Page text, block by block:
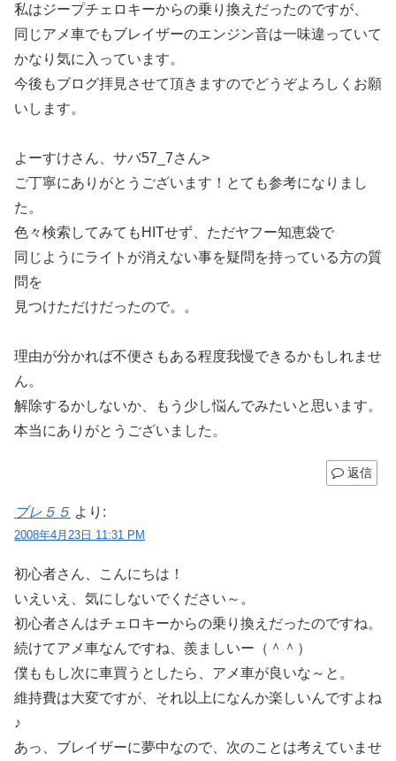
私はジープチェロキーからの乗り換えだったのですが、
同じアメ車でもブレイザーのエンジン音は一味違っていて
かなり気に入っています。
今後もブログ拝見させて頂きますのでどうぞよろしくお願
いします。
よーすけさん、サバ57_7さん>
ご丁寧にありがとうございます！とても参考になりまし
た。
色々検索してみてもHITせず、ただヤフー知恵袋で
同じようにライトが消えない事を疑問を持っている方の質
問を
見つけただけだったので。。
理由が分かれば不便さもある程度我慢できるかもしれませ
ん。
解除するかしないか、もう少し悩んでみたいと思います。
本当にありがとうございました。
返信
ブレ５５ より:
2008年4月23日 11:31 PM
初心者さん、こんにちは！
いえいえ、気にしないでください～。
初心者さんはチェロキーからの乗り換えだったのですね。
続けてアメ車なんですね、羨ましいー（＾＾）
僕ももし次に車買うとしたら、アメ車が良いな～と。
維持費は大変ですが、それ以上になんか楽しいんですよね
♪
あっ、ブレイザーに夢中なので、次のことは考えていませ